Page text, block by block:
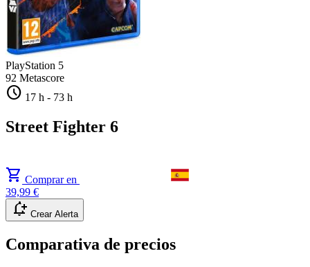
PlayStation 5
92 Metascore
schedule 17 h - 73 h
Street Fighter 6
shopping_cart Comprar en
39,99 €
notification_add Crear Alerta
Comparativa de precios